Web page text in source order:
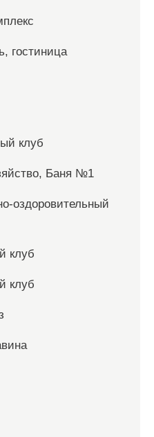
гостиница
клуб
Баня №1
оздоровительный
клуб
клуб